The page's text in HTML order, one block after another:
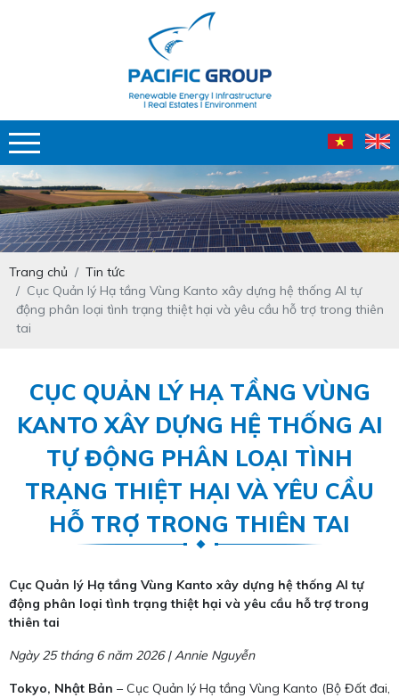
Trang chủ
Tin tức
Cục Quản lý Hạ tầng Vùng Kanto xây dựng hệ thống AI tự
động phân loại tình trạng thiệt hại và yêu cầu hỗ trợ trong thiên
tai
CỤC QUẢN LÝ HẠ TẦNG VÙNG
KANTO XÂY DỰNG HỆ THỐNG AI
TỰ ĐỘNG PHÂN LOẠI TÌNH
TRẠNG THIỆT HẠI VÀ YÊU CẦU
HỖ TRỢ TRONG THIÊN TAI
Cục Quản lý Hạ tầng Vùng Kanto xây dựng hệ thống AI tự
động phân loại tình trạng thiệt hại và yêu cầu hỗ trợ trong
thiên tai
Ngày 25 tháng 6 năm 2026 | Annie Nguyễn
Tokyo, Nhật Bản – Cục Quản lý Hạ tầng Vùng Kanto (Bộ Đất đai,